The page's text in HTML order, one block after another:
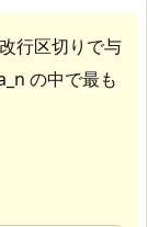
行区切りで与
の中で最も